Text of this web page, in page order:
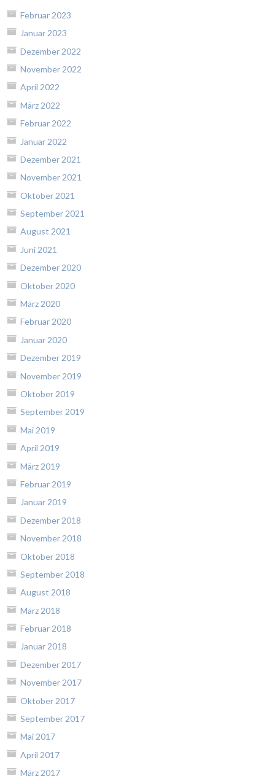
Februar 2023
Januar 2023
Dezember 2022
November 2022
April 2022
März 2022
Februar 2022
Januar 2022
Dezember 2021
November 2021
Oktober 2021
September 2021
August 2021
Juni 2021
Dezember 2020
Oktober 2020
März 2020
Februar 2020
Januar 2020
Dezember 2019
November 2019
Oktober 2019
September 2019
Mai 2019
April 2019
März 2019
Februar 2019
Januar 2019
Dezember 2018
November 2018
Oktober 2018
September 2018
August 2018
März 2018
Februar 2018
Januar 2018
Dezember 2017
November 2017
Oktober 2017
September 2017
Mai 2017
April 2017
März 2017